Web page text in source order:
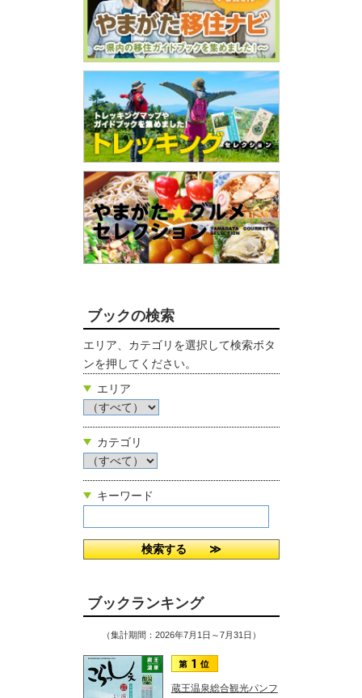
ブックの検索
エリア、カテゴリを選択して検索ボタ
ンを押してください。
エリア
カテゴリ
キーワード
ブックランキング
（集計期間：2026年7月1日～7月31日）
蔵王温泉総合観光パンフ